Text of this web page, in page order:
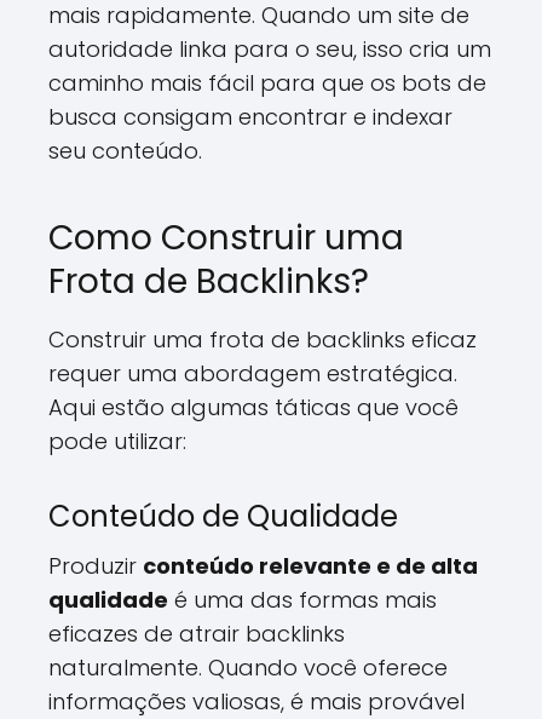
mais rapidamente. Quando um site de
autoridade linka para o seu, isso cria um
caminho mais fácil para que os bots de
busca consigam encontrar e indexar
seu conteúdo.
Como Construir uma
Frota de Backlinks?
Construir uma frota de backlinks eficaz
requer uma abordagem estratégica.
Aqui estão algumas táticas que você
pode utilizar:
Conteúdo de Qualidade
Produzir conteúdo relevante e de alta
qualidade é uma das formas mais
eficazes de atrair backlinks
naturalmente. Quando você oferece
informações valiosas, é mais provável